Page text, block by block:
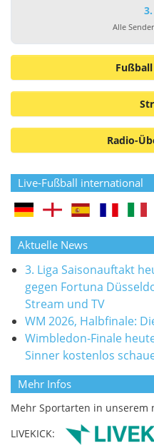
Alle
Radio-
Live-Fußball international
Aktuelle News
3. Liga Saisonauftakt
gegen Fortuna
Stream und TV
WM 2026, Halbfinale:
Wimbledon-Finale
Sinner kostenlos
Mehr Infos
Mehr Sportarten in unserem
LIVEKICK: